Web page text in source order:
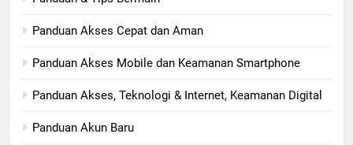
Panduan Akses Cepat dan Aman
Panduan Akses Mobile dan Keamanan Smartphone
Panduan Akses, Teknologi & Internet, Keamanan Digital
Panduan Akun Baru